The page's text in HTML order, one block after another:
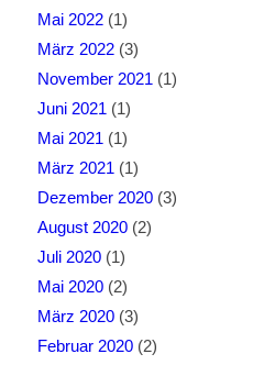
Mai 2022(1)
März 2022(3)
November 2021 (1)
Juni 2021 (1)
Mai 2021 (1)
März 2021 (1)
Dezember 2020(3)
August 2020(2)
Juli 2020(1)
Mai 2020(2)
März 2020(3)
Februar 2020(2)